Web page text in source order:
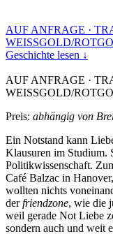
AUF ANFRAGE ·
WEISSGOLD/
Geschichte lesen ↓
AUF ANFRAGE ·
WEISSGOLD/
Preis: abhängig von
Ein Notstand kann
Klausuren im Studium.
Politikwissenschaft.
Café Balzac in
wollten nichts
derfriendzone, wie die
weil gerade Not Liebe
sondern auch und weit